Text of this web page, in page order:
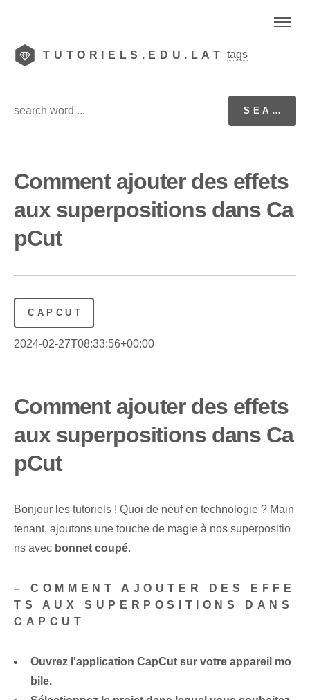
TUTORIELS.EDU.LAT tags
Comment ajouter des effets
aux superpositions dans Ca
pCut
CAPCUT
2024-02-27T08:33:56+00:00
Comment ajouter des effets
aux superpositions dans Ca
pCut
Bonjour les tutoriels ! Quoi de neuf en technologie ? Main
tenant, ajoutons une touche de magie à nos superpositio
ns avec bonnet coupé.
– COMMENT AJOUTER DES EFFE
TS AUX SUPERPOSITIONS DANS
CAPCUT
Ouvrez l'application CapCut sur votre appareil mo
bile.